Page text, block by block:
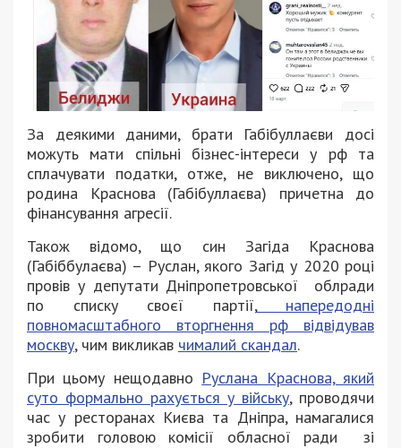
За деякими даними, брати Габібуллаєви досі
можуть мати спільні бізнес-інтереси у рф та
сплачувати податки, отже, не виключено, що
родина Краснова (Габібуллаєва) причетна до
фінансування агресії.
Також відомо, що син Загіда Краснова
(Габіббулаєва) – Руслан, якого Загід у 2020 році
провів у депутати Дніпропетровської облради
по списку своєї партії,напередодні
повномасштабного вторгнення рф відвідував
москву, чим викликав чималий скандал.
При цьому нещодавно Руслана Краснова, який
суто формально рахується у війську, проводячи
час у ресторанах Києва та Дніпра, намагалися
зробити головою комісії обласної ради зі